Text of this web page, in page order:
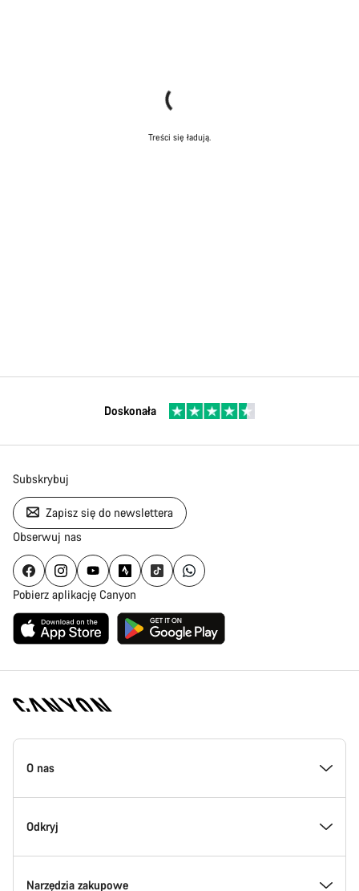
Treści się ładują.
Doskonała
Subskrybuj
Zapisz się do newslettera
Obserwuj nas
Pobierz aplikację Canyon
Stopka
strony
O nas
Poznaj Canyon
Innowacje w Canyon
Odkryj
Wydarzenia
Narzędzia zakupowe